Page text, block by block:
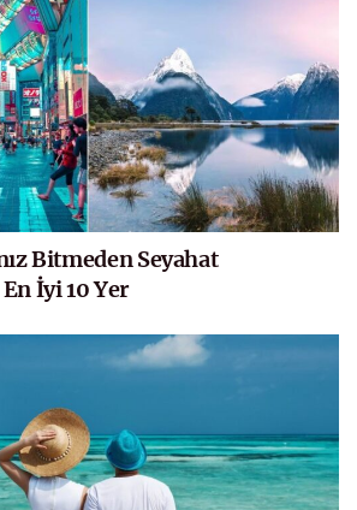
Bitmeden Seyahat
İyi 10 Yer